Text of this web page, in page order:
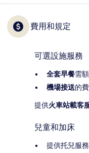
費用和規定
可選設施服務
全套早餐需
機場接送的
提供火車站載客
兒童和加床
提供托兒服